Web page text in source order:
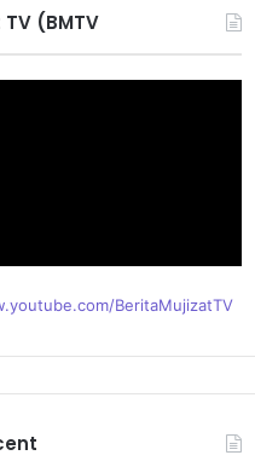
(BMTV
BeritaMujizatTV